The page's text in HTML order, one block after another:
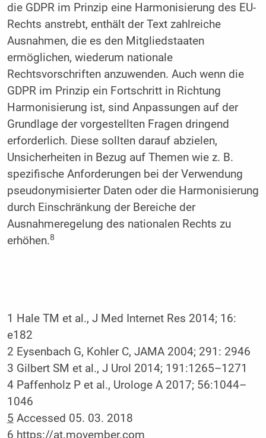
die GDPR im Prinzip eine Harmonisierung des EU-
Rechts anstrebt, enthält der Text zahlreiche
Ausnahmen, die es den Mitgliedstaaten
ermöglichen, wiederum nationale
Rechtsvorschriften anzuwenden. Auch wenn die
GDPR im Prinzip ein Fortschritt in Richtung
Harmonisierung ist, sind Anpassungen auf der
Grundlage der vorgestellten Fragen dringend
erforderlich. Diese sollten darauf abzielen,
Unsicherheiten in Bezug auf Themen wie z. B.
spezifische Anforderungen bei der Verwendung
pseudonymisierter Daten oder die Harmonisierung
durch Einschränkung der Bereiche der
Ausnahmeregelung des nationalen Rechts zu
erhöhen.8
1 Hale TM et al., J Med Internet Res 2014; 16:
e182
2 Eysenbach G, Kohler C, JAMA 2004; 291: 2946
3 Gilbert SM et al., J Urol 2014; 191:1265–1271
4 Paffenholz P et al., Urologe A 2017; 56:1044–
1046
5 Accessed 05. 03. 2018
6 https://at.movember.com